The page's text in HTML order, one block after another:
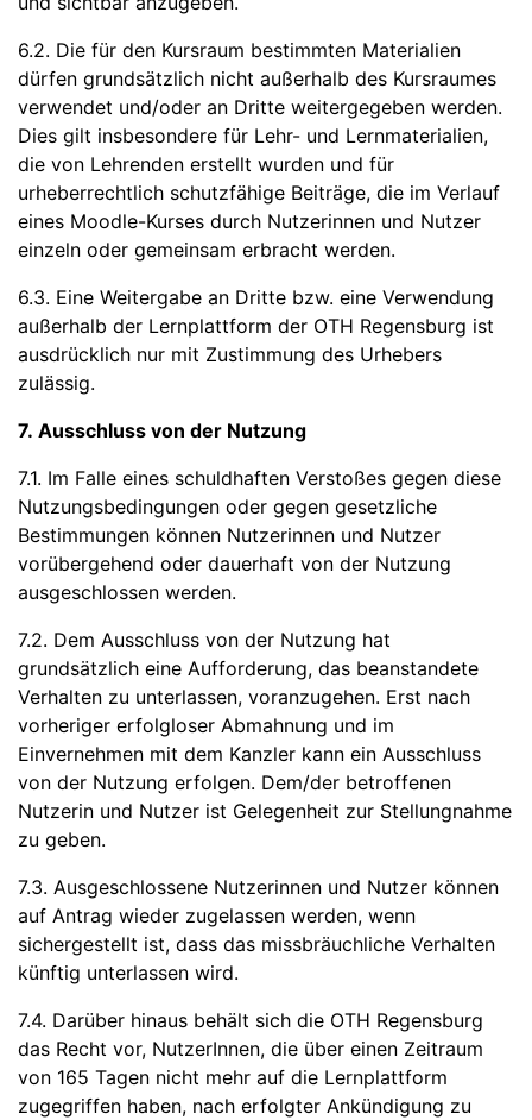
6.2. Die für den Kursraum bestimmten Materialien
dürfen grundsätzlich nicht außerhalb des Kursraumes
verwendet und/oder an Dritte weitergegeben werden.
Dies gilt insbesondere für Lehr- und Lernmaterialien,
die von Lehrenden erstellt wurden und für
urheberrechtlich schutzfähige Beiträge, die im Verlauf
eines Moodle-Kurses durch Nutzerinnen und Nutzer
einzeln oder gemeinsam erbracht werden.
6.3. Eine Weitergabe an Dritte bzw. eine Verwendung
außerhalb der Lernplattform der OTH Regensburg ist
ausdrücklich nur mit Zustimmung des Urhebers
zulässig.
7. Ausschluss von der Nutzung
7.1. Im Falle eines schuldhaften Verstoßes gegen diese
Nutzungsbedingungen oder gegen gesetzliche
Bestimmungen können Nutzerinnen und Nutzer
vorübergehend oder dauerhaft von der Nutzung
ausgeschlossen werden.
7.2. Dem Ausschluss von der Nutzung hat
grundsätzlich eine Aufforderung, das beanstandete
Verhalten zu unterlassen, voranzugehen. Erst nach
vorheriger erfolgloser Abmahnung und im
Einvernehmen mit dem Kanzler kann ein Ausschluss
von der Nutzung erfolgen. Dem/der betroffenen
Nutzerin und Nutzer ist Gelegenheit zur Stellungnahme
zu geben.
7.3. Ausgeschlossene Nutzerinnen und Nutzer können
auf Antrag wieder zugelassen werden, wenn
sichergestellt ist, dass das missbräuchliche Verhalten
künftig unterlassen wird.
7.4. Darüber hinaus behält sich die OTH Regensburg
das Recht vor, NutzerInnen, die über einen Zeitraum
von 165 Tagen nicht mehr auf die Lernplattform
zugegriffen haben, nach erfolgter Ankündigung zu